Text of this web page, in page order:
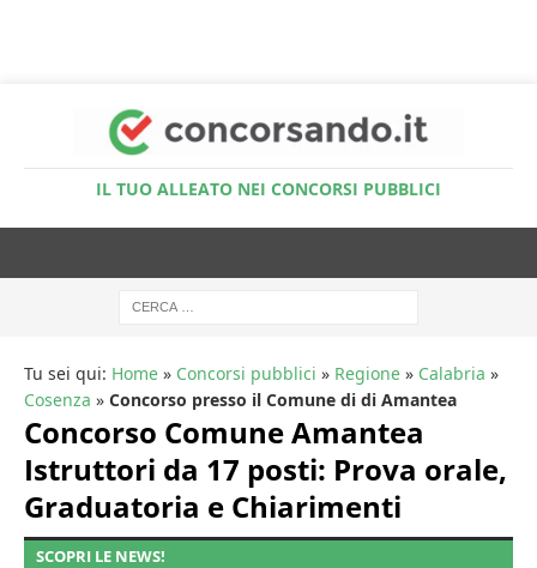
IL TUO ALLEATO NEI CONCORSI PUBBLICI
Tu sei qui: Home » Concorsi pubblici » Regione » Calabria »
Cosenza » Concorso presso il Comune di di Amantea
Concorso Comune Amantea
Istruttori da 17 posti: Prova orale,
Graduatoria e Chiarimenti
SCOPRI LE NEWS!